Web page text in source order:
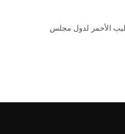
الأحمر لدول مجلس